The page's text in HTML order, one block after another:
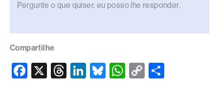
Pergunte o que quiser, eu posso lhe responder.
Compartilhe
F
X
T
Li
Bl
W
C